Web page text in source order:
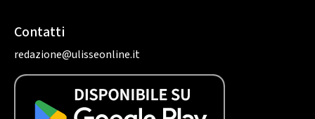
Contatti
redazione@ulisseonline.it